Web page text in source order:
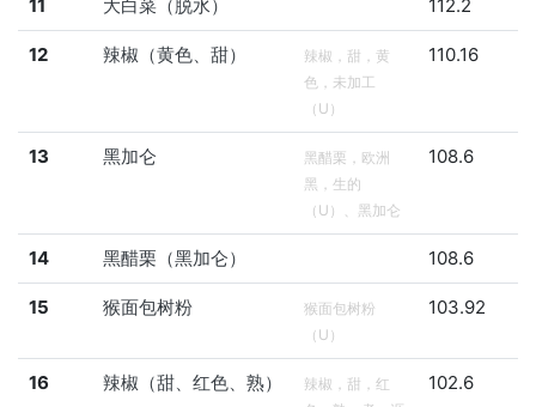
11 大白菜（脱水） 112.2
12 辣椒（黄色、甜）
辣椒，甜，黄
色，未加工
（U）
110.16
13 黑加仑
黑醋栗，欧洲
黑，生的
（U）、黑加仑
108.6
14 黑醋栗（黑加仑） 108.6
15 猴面包树粉
猴面包树粉
（U）
103.92
16 辣椒（甜、红色、熟）
辣椒，甜，红
102.6